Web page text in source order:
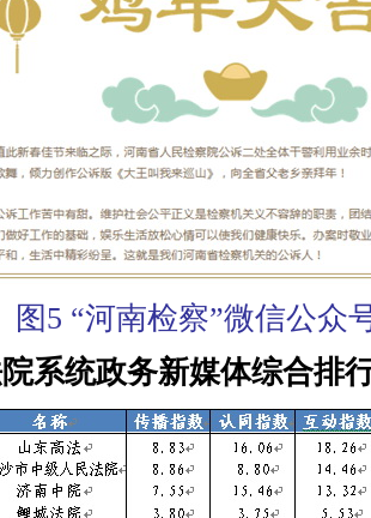
图5 “河南检察”微信公众
系统政务新媒体综合排